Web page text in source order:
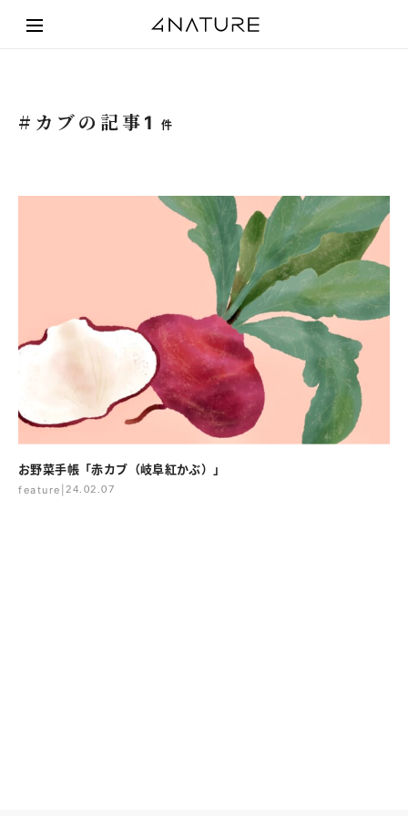
#カブの記事 1 件
お野菜手帳「赤カブ（岐阜紅かぶ）」
feature 24.02.07